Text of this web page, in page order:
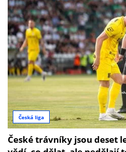
Česká liga
České trávníky jsou deset